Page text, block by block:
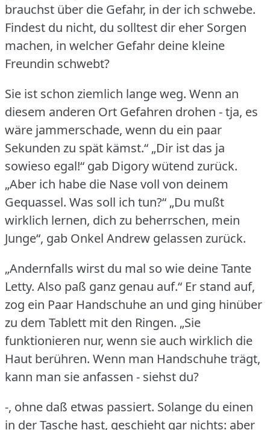
brauchst über die Gefahr, in der ich schwebe.
Findest du nicht, du solltest dir eher Sorgen
machen, in welcher Gefahr deine kleine
Freundin schwebt?
Sie ist schon ziemlich lange weg. Wenn an
diesem anderen Ort Gefahren drohen - tja, es
wäre jammerschade, wenn du ein paar
Sekunden zu spät kämst.“ „Dir ist das ja
sowieso egal!“ gab Digory wütend zurück.
„Aber ich habe die Nase voll von deinem
Gequassel. Was soll ich tun?“ „Du mußt
wirklich lernen, dich zu beherrschen, mein
Junge“, gab Onkel Andrew gelassen zurück.
„Andernfalls wirst du mal so wie deine Tante
Letty. Also paß ganz genau auf.“ Er stand auf,
zog ein Paar Handschuhe an und ging hinüber
zu dem Tablett mit den Ringen. „Sie
funktionieren nur, wenn sie auch wirklich die
Haut berühren. Wenn man Handschuhe trägt,
kann man sie anfassen - siehst du?
-, ohne daß etwas passiert. Solange du einen
in der Tasche hast, geschieht gar nichts: aber